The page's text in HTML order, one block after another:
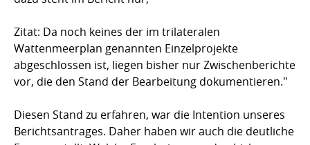
Zitat: Da noch keines der im trilateralen
Wattenmeerplan genannten Einzelprojekte
abgeschlossen ist, liegen bisher nur Zwischenberichte
vor, die den Stand der Bearbeitung dokumentieren."
Diesen Stand zu erfahren, war die Intention unseres
Berichtsantrages. Daher haben wir auch die deutliche